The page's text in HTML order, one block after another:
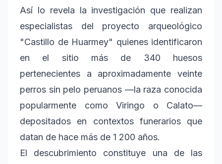
Así lo revela la investigación que realizan
especialistas del proyecto arqueológico
"Castillo de Huarmey" quienes identificaron
en el sitio más de 340 huesos
pertenecientes a aproximadamente veinte
perros sin pelo peruanos —la raza conocida
popularmente como Viringo o Calato—
depositados en contextos funerarios que
datan de hace más de 1 200 años.
El descubrimiento constituye una de las